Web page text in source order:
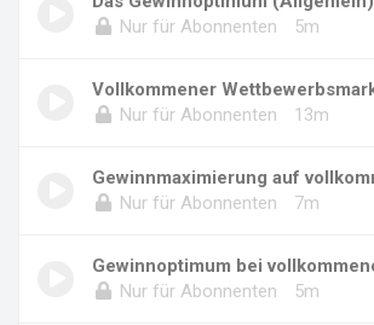
Nur für Abonnenten
5m
Nur für Abonnenten
13m
Nur für Abonnenten
7m
Nur für Abonnenten
5m